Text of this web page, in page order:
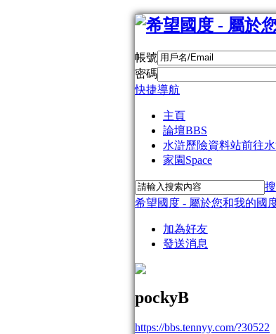
帳號
密碼
快捷導航
主頁
論壇BBS
水滸歷險資料站前往
家園 Space
希望國度 - 屬於您和我的國
加為好友
發送消息
pockyB
https://bbs.tennyy.com/?30522